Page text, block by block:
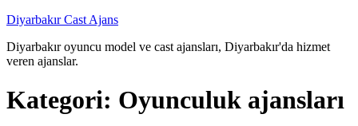
İçeriğe
Diyarbakır Cast Ajans
Diyarbakır oyuncu model ve cast ajansları, Diyarbakır'da hizmet
veren ajanslar.
Kategori: Oyunculuk ajansları